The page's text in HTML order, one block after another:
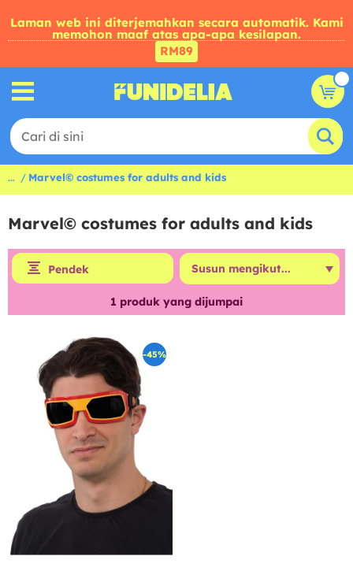
Laman web ini diterjemahkan secara automatik. Kami
memohon maaf atas apa-apa kesilapan.
RM89
... Marvel© costumes for adults and kids
Marvel© costumes for adults and kids
Pendek
1 produk yang dijumpai
-45%